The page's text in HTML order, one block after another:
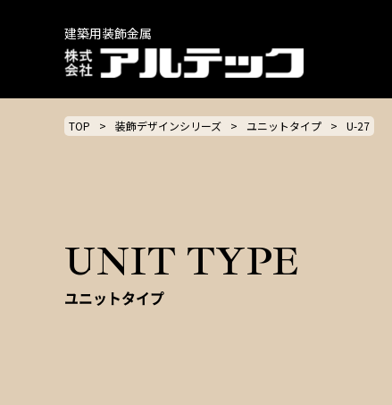
建築用装飾金属
TOP 装飾デザインシリーズ ユニットタイプ U-27
UNIT TYPE
ユニットタイプ